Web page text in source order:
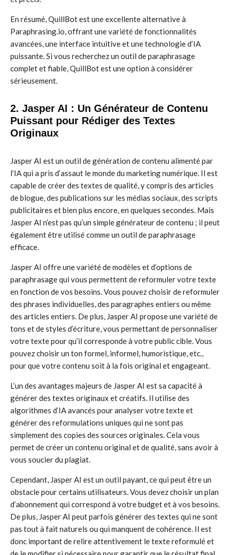
En résumé, QuillBot est une excellente alternative à
Paraphrasing.io, offrant une variété de fonctionnalités
avancées, une interface intuitive et une technologie d’IA
puissante. Si vous recherchez un outil de paraphrasage
complet et fiable, QuillBot est une option à considérer
sérieusement.
2. Jasper AI : Un Générateur de Contenu
Puissant pour Rédiger des Textes
Originaux
Jasper AI est un outil de génération de contenu alimenté par
l’IA qui a pris d’assaut le monde du marketing numérique. Il est
capable de créer des textes de qualité, y compris des articles
de blogue, des publications sur les médias sociaux, des scripts
publicitaires et bien plus encore, en quelques secondes. Mais
Jasper AI n’est pas qu’un simple générateur de contenu ; il peut
également être utilisé comme un outil de paraphrasage
efficace.
Jasper AI offre une variété de modèles et d’options de
paraphrasage qui vous permettent de reformuler votre texte
en fonction de vos besoins. Vous pouvez choisir de reformuler
des phrases individuelles, des paragraphes entiers ou même
des articles entiers. De plus, Jasper AI propose une variété de
tons et de styles d’écriture, vous permettant de personnaliser
votre texte pour qu’il corresponde à votre public cible. Vous
pouvez choisir un ton formel, informel, humoristique, etc.,
pour que votre contenu soit à la fois original et engageant.
L’un des avantages majeurs de Jasper AI est sa capacité à
générer des textes originaux et créatifs. Il utilise des
algorithmes d’IA avancés pour analyser votre texte et
générer des reformulations uniques qui ne sont pas
simplement des copies des sources originales. Cela vous
permet de créer un contenu original et de qualité, sans avoir à
vous soucier du plagiat.
Cependant, Jasper AI est un outil payant, ce qui peut être un
obstacle pour certains utilisateurs. Vous devez choisir un plan
d’abonnement qui correspond à votre budget et à vos besoins.
De plus, Jasper AI peut parfois générer des textes qui ne sont
pas tout à fait naturels ou qui manquent de cohérence. Il est
donc important de relire attentivement le texte reformulé et